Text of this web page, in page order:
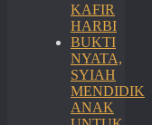
KAFIR
HARBI
BUKTI
NYATA,
SYIAH
MENDIDIK
ANAK